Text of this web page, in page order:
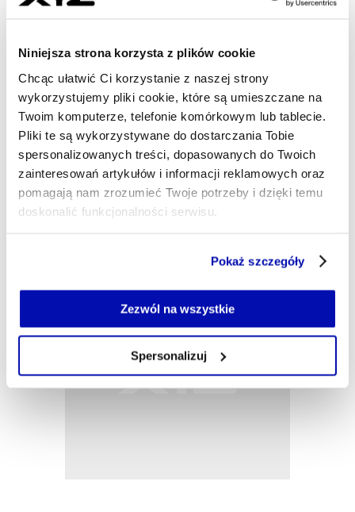
Niniejsza strona korzysta z plików cookie
Chcąc ułatwić Ci korzystanie z naszej strony
wykorzystujemy pliki cookie, które są umieszczane na
Twoim komputerze, telefonie komórkowym lub tablecie.
Pliki te są wykorzystywane do dostarczania Tobie
spersonalizowanych treści, dopasowanych do Twoich
zainteresowań artykułów i informacji reklamowych oraz
pomagają nam zrozumieć Twoje potrzeby i dzięki temu
doskonalić funkcjonalności serwisu.
Jeżeli nie wyrażasz zgody na zapisywanie plików cookie,
możesz łatwo zarządzać swoimi uprawnieniami, np. we
własnej przeglądarce internetowej lub po wybraniu opcji
Pokaż szczegóły
Zezwól na wszystkie
Spersonalizuj
Dziennikarka
Monitoruję tematy istotne dla sektorów:
spożywczego, HoReCa i beauty. Poza tym
zapraszam na podcast z misją psychoedukacyjną,
w którym z zaproszonymi gośćmi będę rozmawiać
m. in. o emocjach, uczuciach i nastrojach. W
wolnym czasie chodzę na koncerty i treningi albo
słucham podcastów.
magdalena.brzozka@xyz.pl